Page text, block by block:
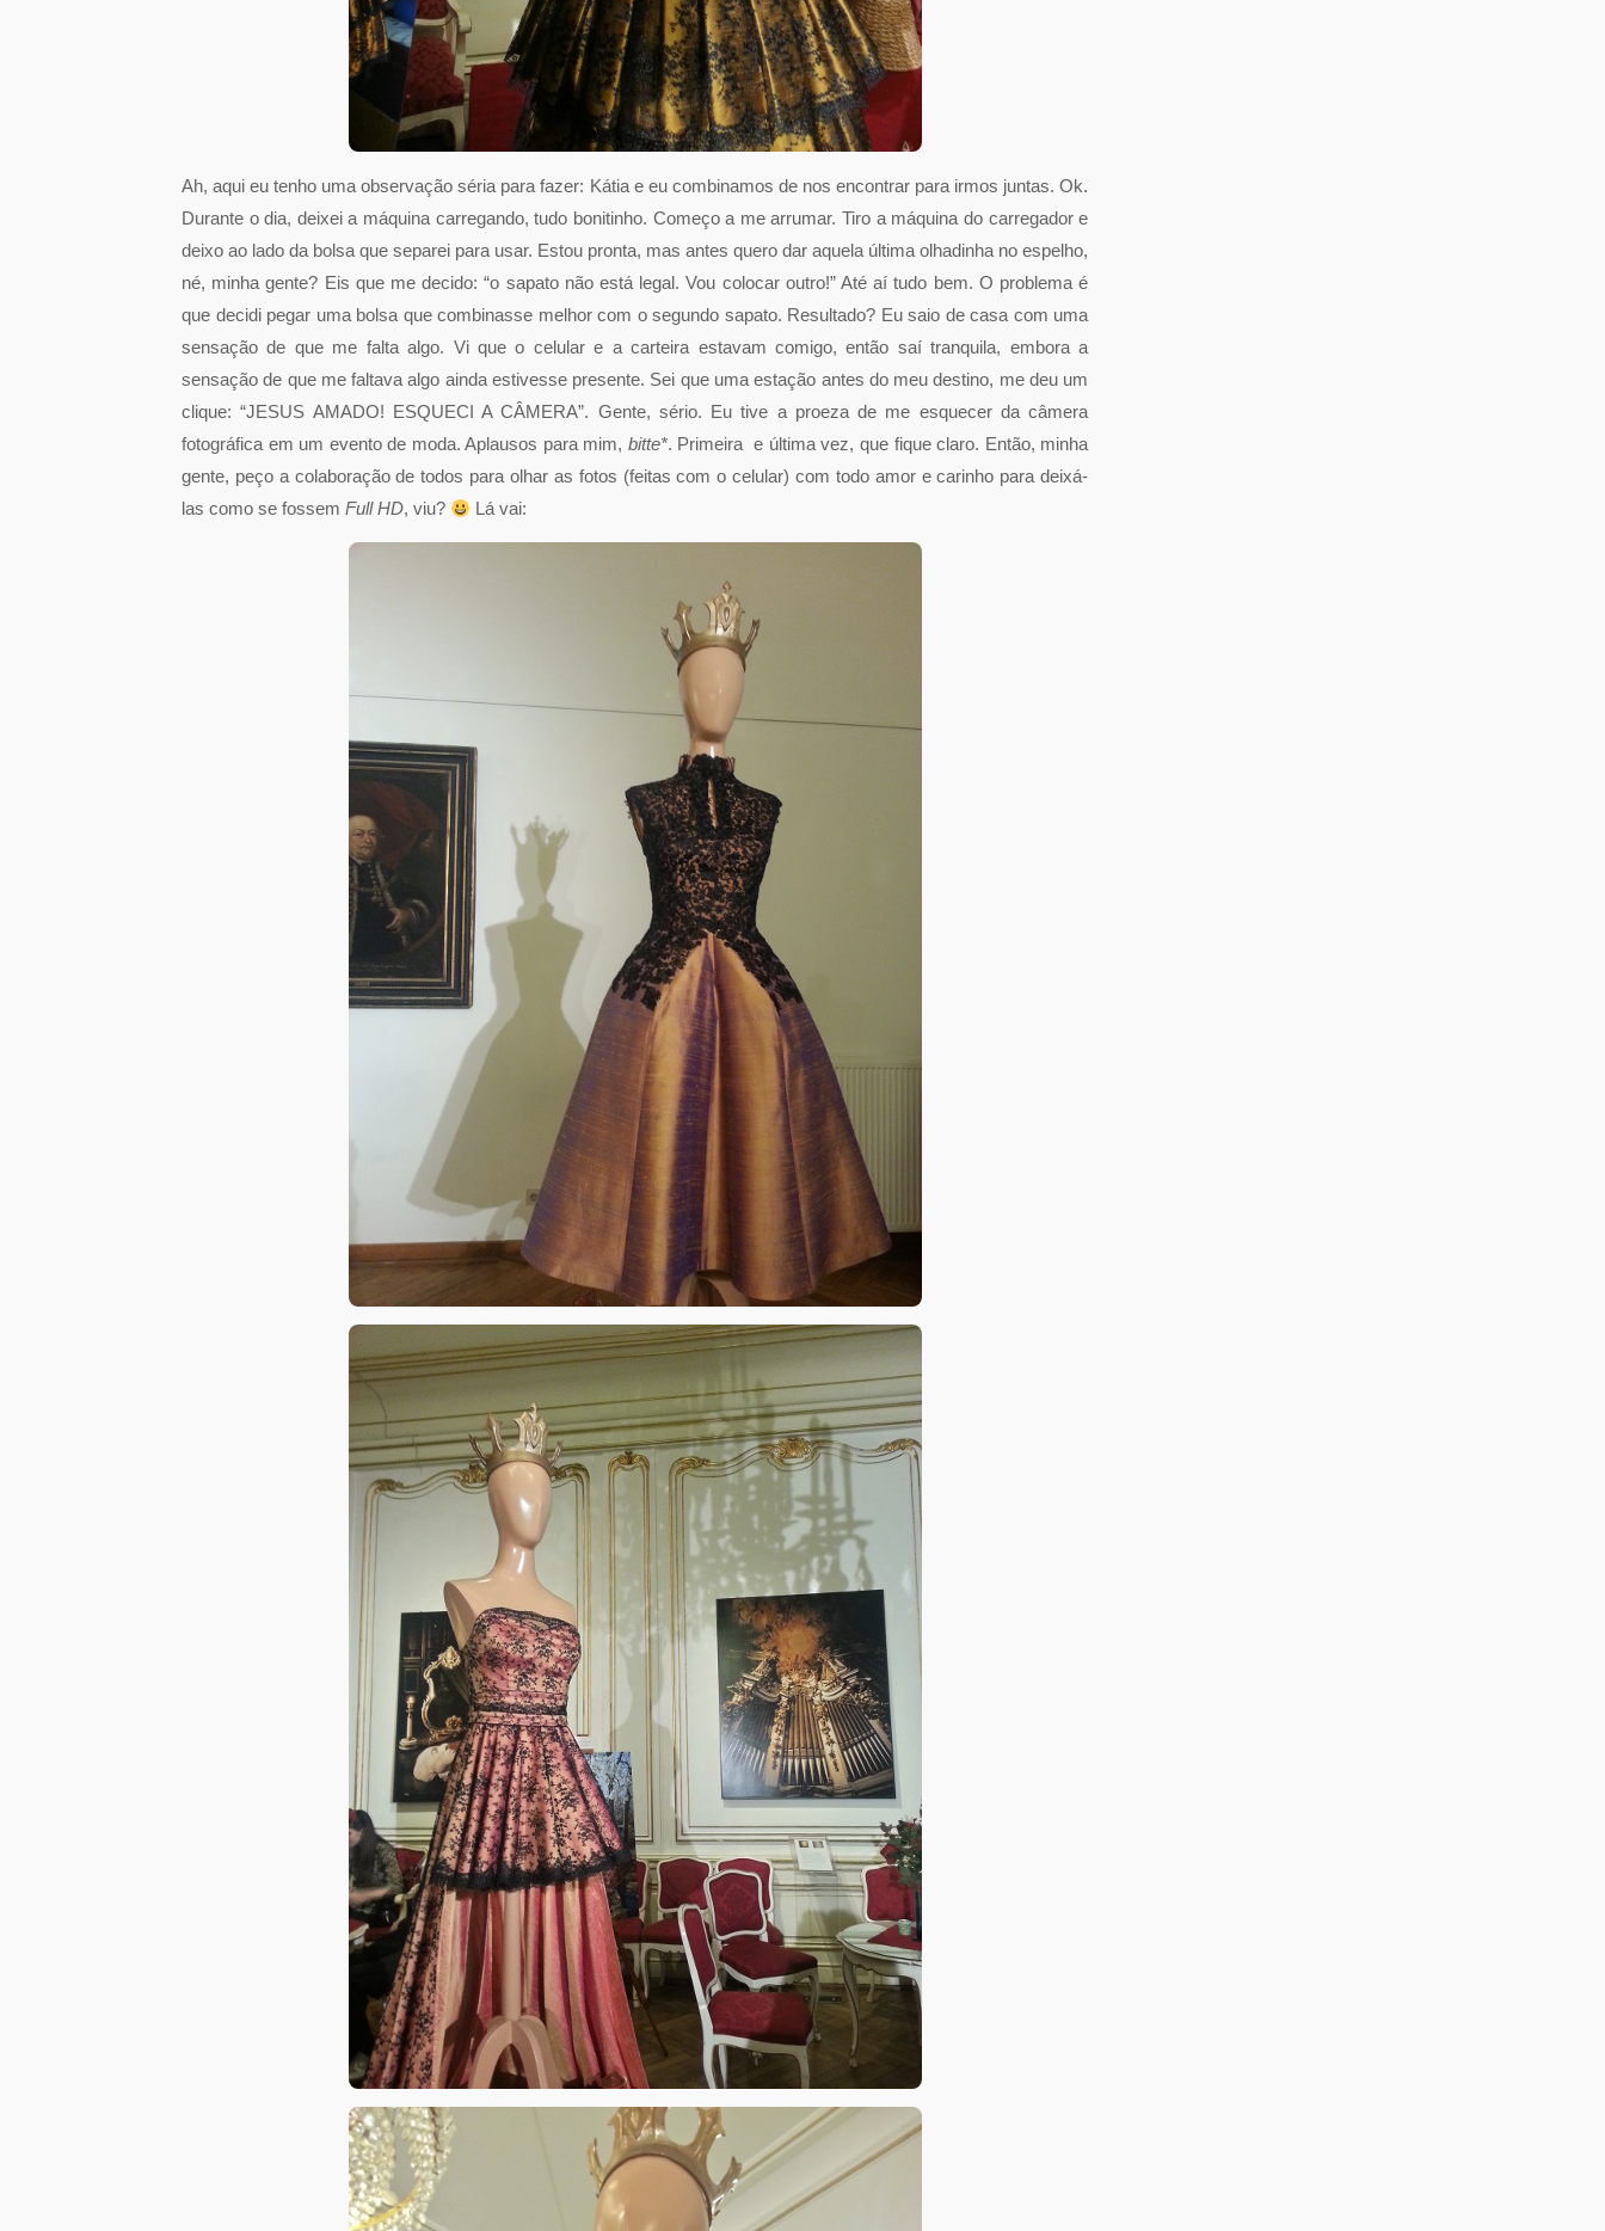
Ah, aqui eu tenho uma observação séria para fazer: Kátia e eu combinamos de nos encontrar para irmos juntas. Ok.
Durante o dia, deixei a máquina carregando, tudo bonitinho. Começo a me arrumar. Tiro a máquina do carregador e
deixo ao lado da bolsa que separei para usar. Estou pronta, mas antes quero dar aquela última olhadinha no espelho,
né, minha gente? Eis que me decido: “o sapato não está legal. Vou colocar outro!” Até aí tudo bem. O problema é
que decidi pegar uma bolsa que combinasse melhor com o segundo sapato. Resultado? Eu saio de casa com uma
sensação de que me falta algo. Vi que o celular e a carteira estavam comigo, então saí tranquila, embora a
sensação de que me faltava algo ainda estivesse presente. Sei que uma estação antes do meu destino, me deu um
clique: “JESUS AMADO! ESQUECI A CÂMERA”. Gente, sério. Eu tive a proeza de me esquecer da câmera
fotográfica em um evento de moda. Aplausos para mim, bitte*. Primeira e última vez, que fique claro. Então, minha
gente, peço a colaboração de todos para olhar as fotos (feitas com o celular) com todo amor e carinho para deixá-
las como se fossem Full HD, viu? Lá vai: